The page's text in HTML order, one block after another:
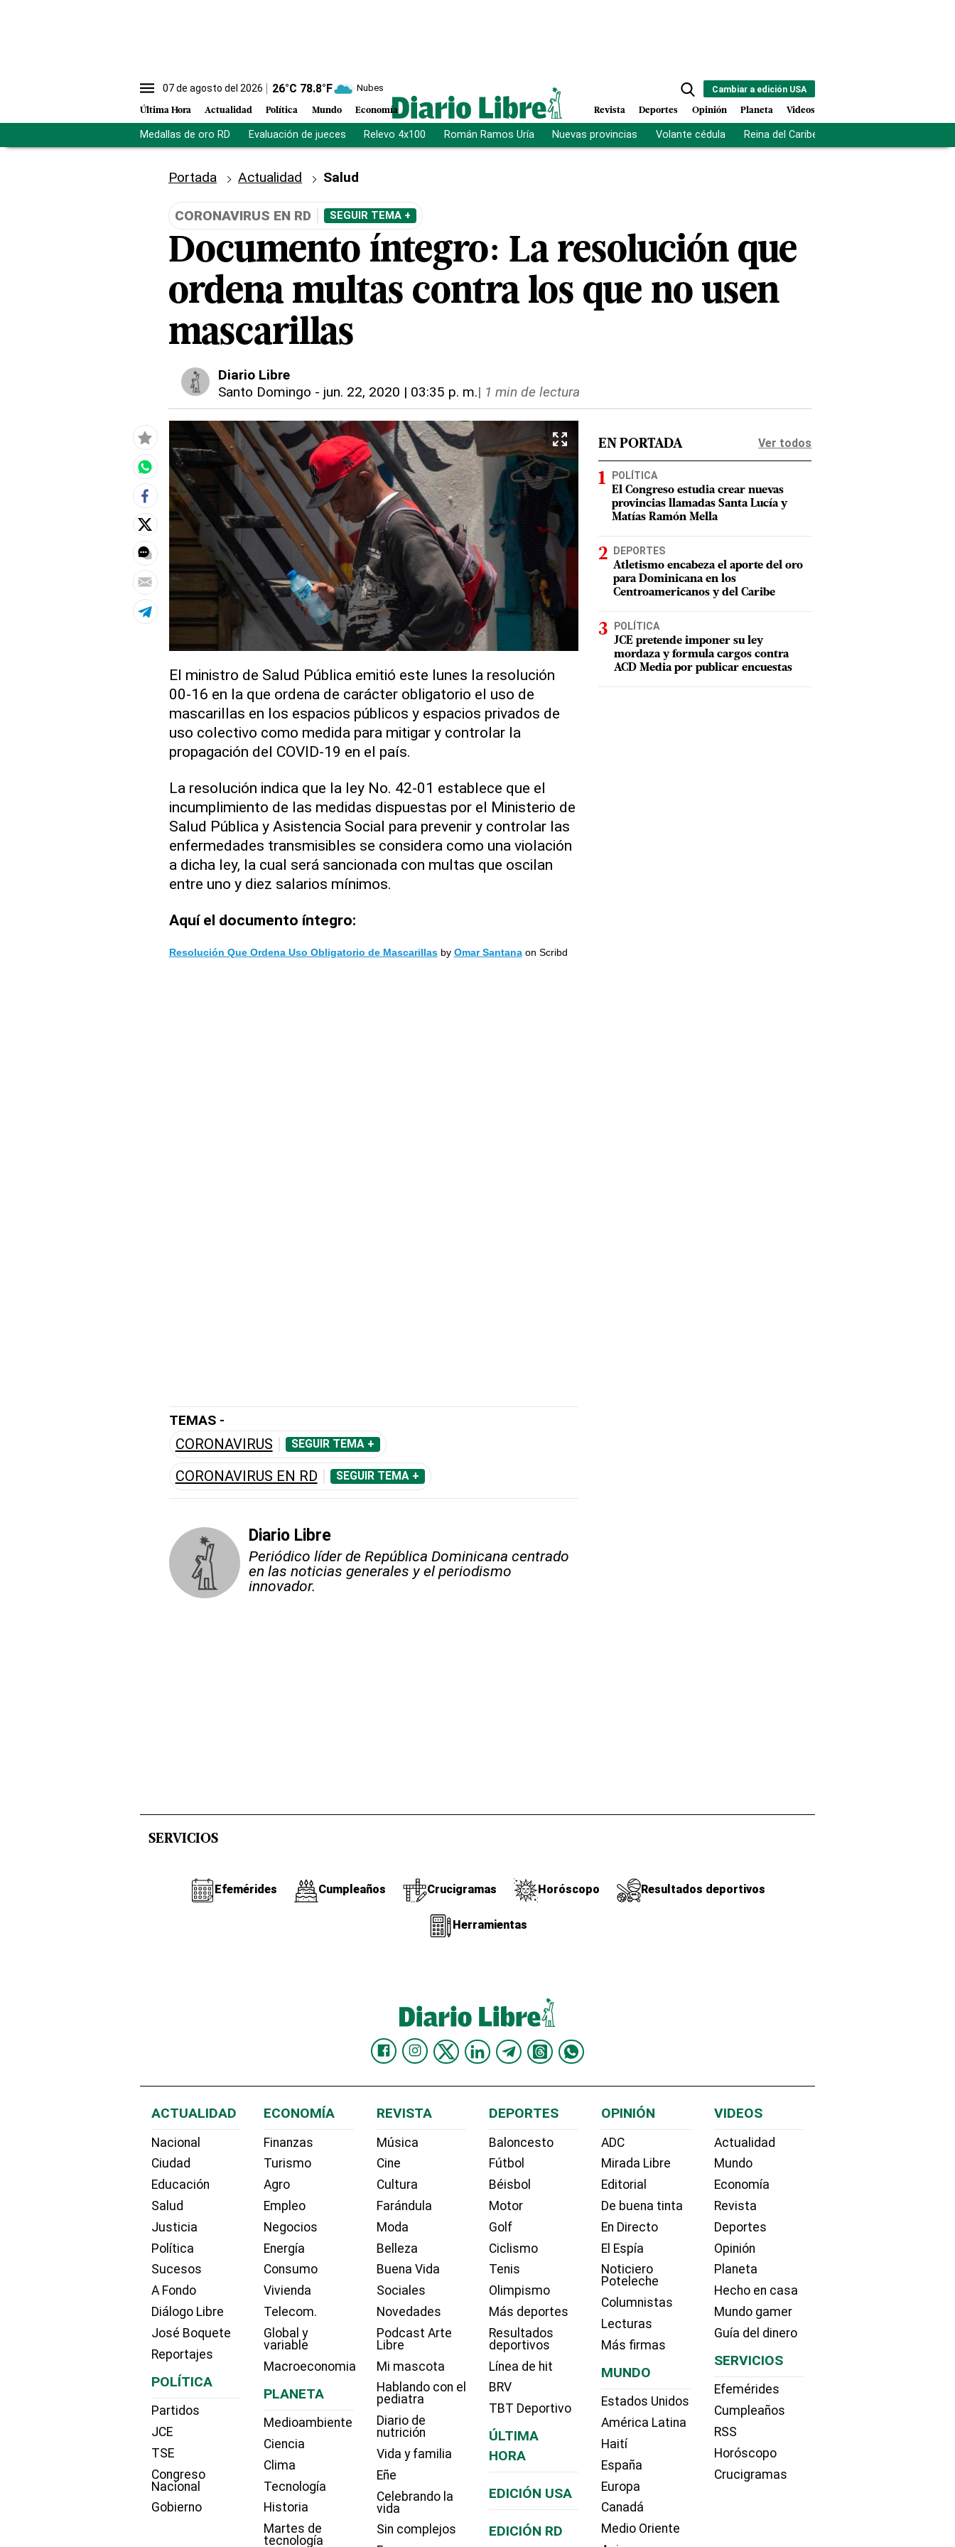
07 de agosto del 2026 26°C 78.8°F Nubes
Última Hora Actualidad Política Mundo Economía
Cambiar a edición USA
Revista Deportes Opinión Planeta Videos
Medallas de oro RD Evaluación de jueces Relevo 4x100 Román Ramos Uría Nuevas provincias Volante cédula Reina del Caribe
Portada Actualidad Salud
CORONAVIRUS EN RD SEGUIR TEMA +
Documento íntegro: La resolución que
ordena multas contra los que no usen
mascarillas
Diario Libre
Santo Domingo - jun. 22, 2020 | 03:35 p. m.| 1 min de lectura
El ministro de Salud Pública emitió este lunes la resolución
00-16 en la que ordena de carácter obligatorio el uso de
mascarillas en los espacios públicos y espacios privados de
uso colectivo como medida para mitigar y controlar la
propagación del COVID-19 en el país.
La resolución indica que la ley No. 42-01 establece que el
incumplimiento de las medidas dispuestas por el Ministerio de
Salud Pública y Asistencia Social para prevenir y controlar las
enfermedades transmisibles se considera como una violación
a dicha ley, la cual será sancionada con multas que oscilan
entre uno y diez salarios mínimos.
Aquí el documento íntegro:
Resolución Que Ordena Uso Obligatorio de Mascarillasby Omar Santanaon Scribd
TEMAS -
CORONAVIRUS SEGUIR TEMA +
CORONAVIRUS EN RD SEGUIR TEMA +
Diario Libre
Periódico líder de República Dominicana centrado
en las noticias generales y el periodismo
innovador.
EN PORTADA Ver todos
POLÍTICA
El Congreso estudia crear nuevas
provincias llamadas Santa Lucía y
Matías Ramón Mella
DEPORTES
Atletismo encabeza el aporte del oro
para Dominicana en los
Centroamericanos y del Caribe
POLÍTICA
JCE pretende imponer su ley
mordaza y formula cargos contra
ACD Media por publicar encuestas
SERVICIOS
Efemérides Cumpleaños Crucigramas Horóscopo Resultados deportivos
Herramientas
ACTUALIDAD
Nacional
Ciudad
Educación
Salud
Justicia
Política
Sucesos
A Fondo
Diálogo Libre
José Boquete
Reportajes
POLÍTICA
Partidos
JCE
TSE
Congreso
Nacional
Gobierno
ECONOMÍA
Finanzas
Turismo
Agro
Empleo
Negocios
Energía
Consumo
Vivienda
Telecom.
Global y
variable
Macroeconomia
PLANETA
Medioambiente
Ciencia
Clima
Tecnología
Historia
Martes de
tecnología
REVISTA
Música
Cine
Cultura
Farándula
Moda
Belleza
Buena Vida
Sociales
Novedades
Podcast Arte
Libre
Mi mascota
Hablando con el
pediatra
Diario de
nutrición
Vida y familia
Eñe
Celebrando la
vida
Sin complejos
DEPORTES
Baloncesto
Fútbol
Béisbol
Motor
Golf
Ciclismo
Tenis
Olimpismo
Más deportes
Resultados
deportivos
Línea de hit
BRV
TBT Deportivo
ÚLTIMA
HORA
EDICIÓN USA
EDICIÓN RD
OPINIÓN
ADC
Mirada Libre
Editorial
De buena tinta
En Directo
El Espía
Noticiero
Poteleche
Columnistas
Lecturas
Más firmas
MUNDO
Estados Unidos
América Latina
Haití
España
Europa
Canadá
Medio Oriente
VIDEOS
Actualidad
Mundo
Economía
Revista
Deportes
Opinión
Planeta
Hecho en casa
Mundo gamer
Guía del dinero
SERVICIOS
Efemérides
Cumpleaños
RSS
Horóscopo
Crucigramas